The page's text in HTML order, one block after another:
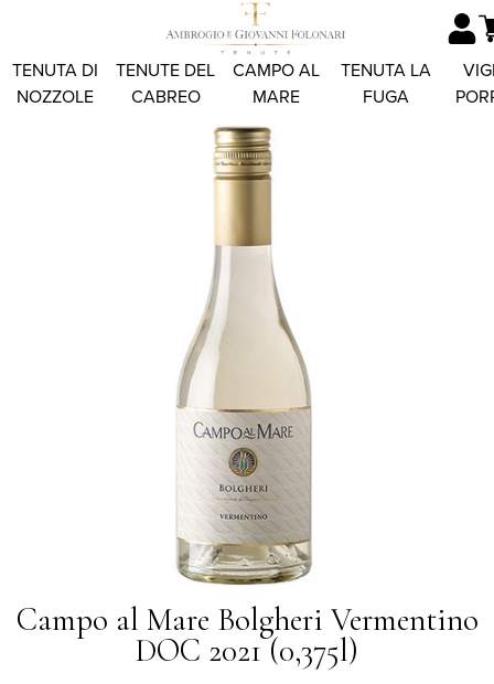
TENUTA DI
NOZZOLE
TENUTE DEL
CABREO
CAMPO AL
MARE
TENUTA LA
FUGA
Campo al Mare Bolgheri Vermentino
DOC 2021 (0,375l)